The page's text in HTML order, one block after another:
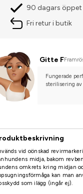
90 dagars
Fri retur i butik
Gitte F
Fungerade
sterilisering
vid oönskad
midja, bakom
omkrets kring midjan
kan man
som ilägg (ingår ej).